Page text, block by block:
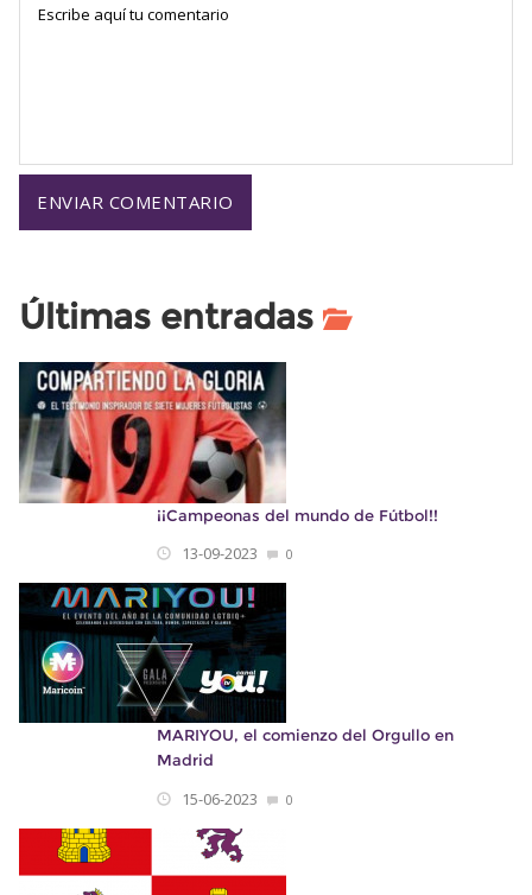
Últimas entradas
¡¡Campeonas del mundo de Fútbol!!
13-09-2023 0
MARIYOU, el comienzo del Orgullo en
Madrid
15-06-2023 0